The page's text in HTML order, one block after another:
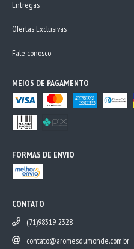
Entregas
Ofertas Exclusivas
Fale conosco
MEIOS DE PAGAMENTO
FORMAS DE ENVIO
CONTATO
(71)98319-2328
contato@aromesdumonde.com.br